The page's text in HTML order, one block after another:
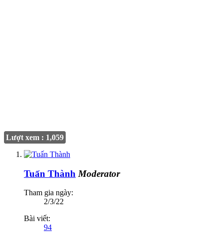
Lượt xem : 1,059
Tuấn Thành Moderator
Tham gia ngày:
2/3/22
Bài viết:
94